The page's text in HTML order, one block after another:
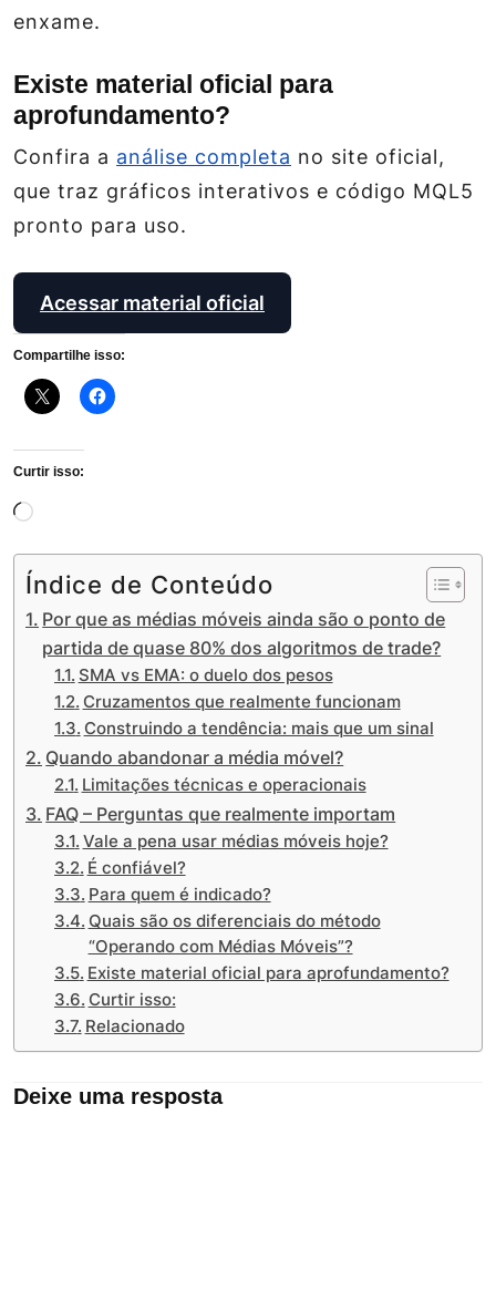
enxame.
Existe material oficial para
aprofundamento?
Confira a análise completa no site oficial,
que traz gráficos interativos e código MQL5
pronto para uso.
Acessar material oficial
Compartilhe isso:
Curtir isso:
Carregando...
Índice de Conteúdo
Por que as médias móveis ainda são o ponto de
partida de quase 80% dos algoritmos de trade?
SMA vs EMA: o duelo dos pesos
Cruzamentos que realmente funcionam
Construindo a tendência: mais que um sinal
Quando abandonar a média móvel?
Limitações técnicas e operacionais
FAQ – Perguntas que realmente importam
Vale a pena usar médias móveis hoje?
É confiável?
Para quem é indicado?
Quais são os diferenciais do método
“Operando com Médias Móveis”?
Existe material oficial para aprofundamento?
Curtir isso:
Relacionado
Deixe uma resposta